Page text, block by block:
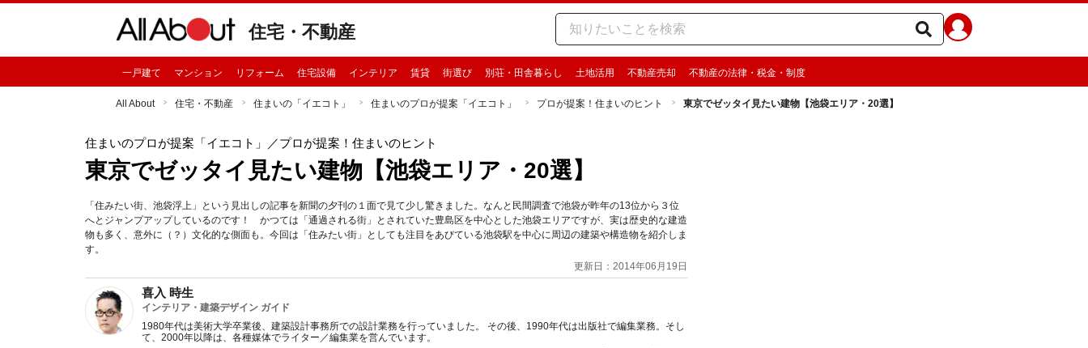
住宅・不動産
一戸建て マンション リフォーム 住宅設備 インテリア 賃貸 街選び 別荘・田舎暮らし 土地活用 不動産売却 不動産の法律・税金・制度
All About 住宅・不動産 住まいの「イエコト」 住まいのプロが提案「イエコト」 プロが提案！住まいのヒント 東京でゼッタイ見たい建物【池袋エリア・20選】
住まいのプロが提案「イエコト」 ／プロが提案！住まいのヒント
東京でゼッタイ見たい建物【池袋エリア・20選】
「住みたい街、池袋浮上」という見出しの記事を新聞の夕刊の１面で見て少し驚きました。なんと民間調査で池袋が昨年の13位から３位
へとジャンプアップしているのです！ かつては「通過される街」とされていた豊島区を中心とした池袋エリアですが、実は歴史的な建造
物も多く、意外に（？）文化的な側面も。今回は「住みたい街」としても注目をあびている池袋駅を中心に周辺の建築や構造物を紹介しま
す。
更新日：2014年06月19日
喜入 時生
インテリア・建築デザイン ガイド
1980年代は美術大学卒業後、建築設計事務所での設計業務を行っていました。 その後、1990年代は出版社で編集業務。そし
て、2000年以降は、各種媒体でライター／編集業を営んでいます。